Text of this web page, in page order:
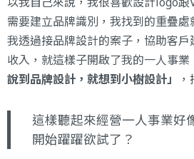
需要建立品牌識別，我找到的重疊處
我透過接品牌設計的案子，協助客
收入，就這樣子開啟了我的一人事
說到品牌設計，就想到小樹設計」
這樣聽起來經營一人事業好
開始躍躍欲試了？